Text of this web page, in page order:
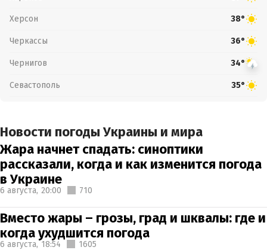
Херсон 38°
Черкассы 36°
Чернигов 34°
Севастополь 35°
Новости погоды Украины и мира
Жара начнет спадать: синоптики
рассказали, когда и как изменится погода
в Украине
6 августа, 20:00 710
Вместо жары – грозы, град и шквалы: где и
когда ухудшится погода
6 августа, 18:54 1605